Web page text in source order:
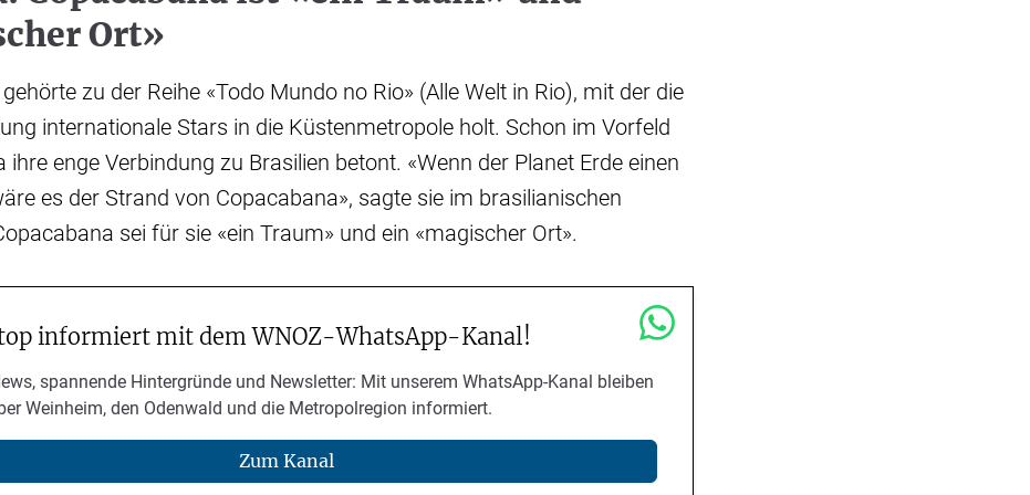
Ort»
zu der Reihe «Todo Mundo no Rio» (Alle Welt in Rio), mit der die
internationale Stars in die Küstenmetropole holt. Schon im Vorfeld
ihre enge Verbindung zu Brasilien betont. «Wenn der Planet Erde einen
es der Strand von Copacabana», sagte sie im brasilianischen
sei für sie «ein Traum» und ein «magischer Ort».
informiert mit dem WNOZ-WhatsApp-Kanal!
spannende Hintergründe und Newsletter: Mit unserem WhatsApp-Kanal bleiben
Weinheim, den Odenwald und die Metropolregion informiert.
Zum Kanal